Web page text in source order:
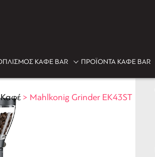
ΚΑΦΕ BAR ΠΡΟΪΟΝΤΑ ΚΑΦΕ BAR
> Mahlkonig Grinder EK43ST